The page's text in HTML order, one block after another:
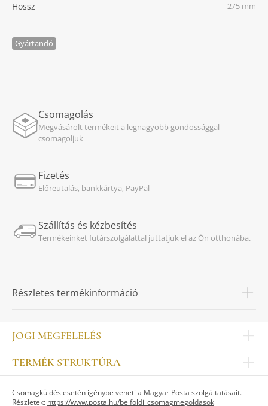
Hossz 275 mm
Gyártandó
Csomagolás
Megvásárolt termékeit a legnagyobb gondossággal
csomagoljuk
Fizetés
Előreutalás, bankkártya, PayPal
Szállítás és kézbesítés
Termékeinket futárszolgálattal juttatjuk el az Ön otthonába.
Részletes termékinformáció
JOGI MEGFELELÉS
Impresszum
Kapcsolat
Jogi nyilatkozat
TERMÉK STRUKTÚRA
ASZTALKULTÚRA
Csomagküldés esetén igénybe veheti a Magyar Posta szolgáltatásait.
Részletek: https://www.posta.hu/belfoldi_csomagmegoldasok